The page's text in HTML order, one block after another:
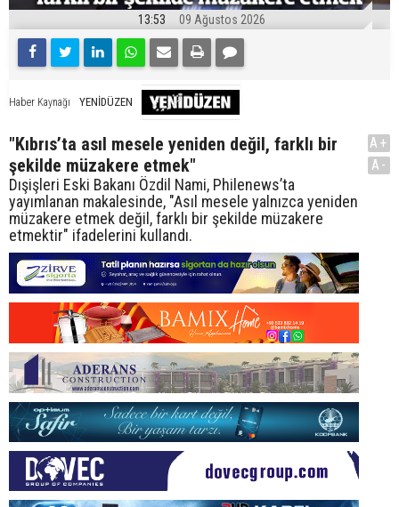
13:53 09 Ağustos 2026
Haber Kaynağı YENİDÜZEN
"Kıbrıs’ta asıl mesele yeniden değil, farklı bir
şekilde müzakere etmek"
Dışişleri Eski Bakanı Özdil Nami, Philenews’ta
yayımlanan makalesinde, "Asıl mesele yalnızca yeniden
müzakere etmek değil, farklı bir şekilde müzakere
etmektir" ifadelerini kullandı.
A+
A-